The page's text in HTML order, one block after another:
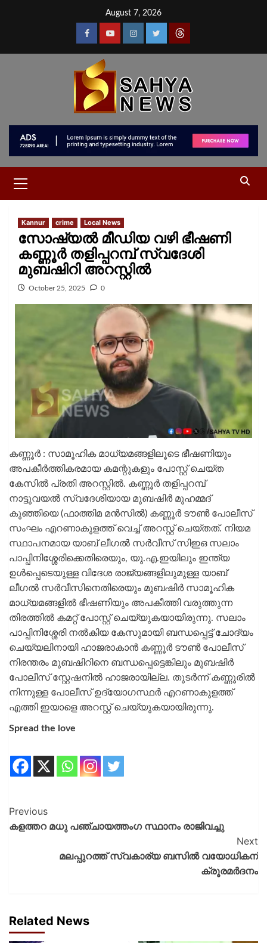
August 7, 2026
Kannur crime Local News
സോഷ്യൽ മീഡിയ വഴി ഭീഷണി
കണ്ണൂർ തളിപ്പറമ്പ് സ്വദേശി
മുബഷിറി അറസ്റ്റിൽ
October 25, 2025 0
കണ്ണൂര്‍ : സാമൂഹിക മാധ്യമങ്ങളിലൂടെ ഭീഷണിയും
അപകീര്‍ത്തികരമായ കമന്റുകളും പോസ്റ്റ് ചെയ്ത
കേസില്‍ പ്രതി അറസ്റ്റിൽ. കണ്ണൂര്‍ തളിപ്പറമ്പ്
നാട്ടുവയല്‍ സ്വദേശിയായ മുബഷിര്‍ മുഹമ്മദ്
കുഞ്ഞിയെ (ഫാത്തിമ മന്‍സില്‍) കണ്ണൂര്‍ ടൗണ്‍ പോലീസ്
സംഘം എറണാകുളത്ത് വെച്ച് അറസ്റ്റ് ചെയ്തത്. നിയമ
സ്ഥാപനമായ യാബ് ലീഗല്‍ സര്‍വീസ് സിഇഒ സലാം
പാപ്പിനിശ്ശേരിക്കെതിരെയും, യു.എ.ഇയിലും ഇന്ത്യ
ഉള്‍പ്പെടെയുള്ള വിദേശ രാജ്യങ്ങളിലുമുള്ള യാബ്
ലീഗല്‍ സര്‍വീസിനെതിരെയും മുബഷിർ സാമൂഹിക
മാധ്യമങ്ങളിൽ ഭീഷണിയും അപകീത്തി വരുത്തുന്ന
തിരത്തിൽ കമറ്റ് പോസ്റ്റ് ചെയ്യുകയായിരുന്നു. സലാം
പാപ്പിനിശ്ശേരി നല്‍കിയ കേസുമായി ബന്ധപ്പെട്ട് ചോദ്യം
ചെയ്യലിനായി ഹാജരാകാന്‍ കണ്ണൂര്‍ ടൗണ്‍ പോലീസ്
നിരന്തരം മുബഷിറിനെ ബന്ധപ്പെട്ടെങ്കിലും മുബഷിർ
പോലീസ് സ്റ്റേഷനില്‍ ഹാജരായില്ല. തുടർന്ന് കണ്ണൂരില്‍
നിന്നുള്ള പോലീസ് ഉദ്യോഗസ്ഥര്‍ എറണാകുളത്ത്
എത്തി ഇയാളെ അറസ്റ്റ് ചെയ്യുകയായിരുന്നു.
Spread the love
Previous
കളത്തറ മധു പഞ്ചായത്തം​ഗ സ്ഥാനം രാജിവച്ചു
Next
മലപ്പുറത്ത് സ്വകാര്യ ബസിൽ വയോധികന്
ക്രൂരമർദനം
Related News